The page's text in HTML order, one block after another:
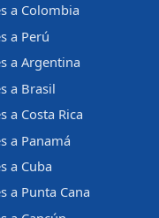
a Colombia
a Perú
a Argentina
a Brasil
a Costa Rica
a Panamá
a Cuba
a Punta Cana